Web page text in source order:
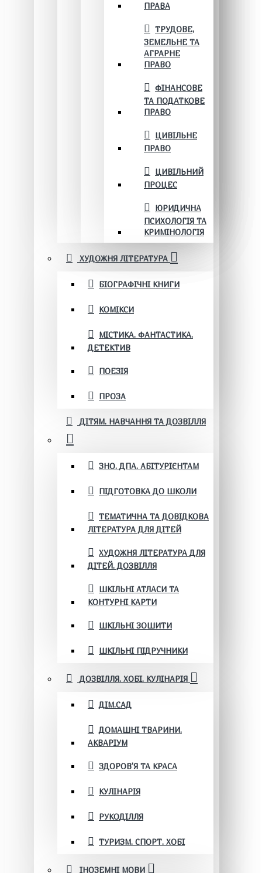
ПРАВА
ТРУДОВЕ,
ЗЕМЕЛЬНЕ ТА
АГРАРНЕ
ПРАВО
ФІНАНСОВЕ
ТА ПОДАТКОВЕ
ПРАВО
ЦИВІЛЬНЕ
ПРАВО
ЦИВІЛЬНИЙ
ПРОЦЕС
ЮРИДИЧНА
ПСИХОЛОГІЯ ТА
КРИМІНОЛОГІЯ
ХУДОЖНЯ ЛІТЕРАТУРА
БІОГРАФІЧНІ КНИГИ
КОМІКСИ
МІСТИКА. ФАНТАСТИКА.
ДЕТЕКТИВ
ПОЕЗІЯ
ПРОЗА
ДІТЯМ. НАВЧАННЯ ТА ДОЗВІЛЛЯ
ЗНО. ДПА. АБІТУРІЄНТАМ
ПІДГОТОВКА ДО ШКОЛИ
ТЕМАТИЧНА ТА ДОВІДКОВА
ЛІТЕРАТУРА ДЛЯ ДІТЕЙ
ХУДОЖНЯ ЛІТЕРАТУРА ДЛЯ
ДІТЕЙ. ДОЗВІЛЛЯ
ШКІЛЬНІ АТЛАСИ ТА
КОНТУРНІ КАРТИ
ШКІЛЬНІ ЗОШИТИ
ШКІЛЬНІ ПІДРУЧНИКИ
ДОЗВІЛЛЯ. ХОБІ. КУЛІНАРІЯ
ДІМ.САД
ДОМАШНІ ТВАРИНИ.
АКВАРІУМ
ЗДОРОВ'Я ТА КРАСА
КУЛІНАРІЯ
РУКОДІЛЛЯ
ТУРИЗМ. СПОРТ. ХОБІ
ІНОЗЕМНІ МОВИ